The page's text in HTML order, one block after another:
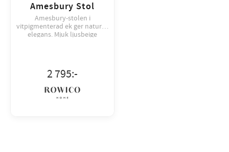
Amesbury Stol
Amesbury-stolen i
vitpigmenterad ek ger naturlig
elegans. Mjuk ljusbeige
2 795:-